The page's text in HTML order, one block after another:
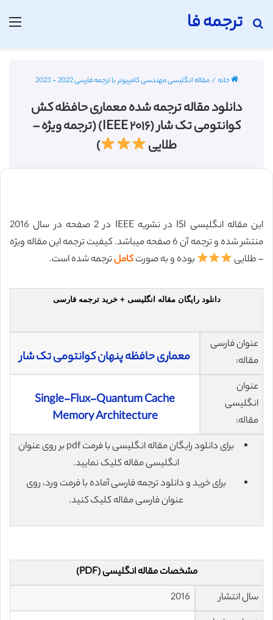
ترجمه فا
جستجو برای
خانه/مقاله انگلیسی مهندسی کامپیوتر با ترجمه فارسی 2022 - 2023
دانلود مقاله ترجمه شده معماری حافظه کش
کوانتومی تک شار (IEEE ۲۰۱۶) (ترجمه ویژه –
طلایی
)
این مقاله انگلیسی ISI در نشریه IEEE در 2 صفحه در سال 2016
منتشر شده و ترجمه آن 6 صفحه میباشد. کیفیت ترجمه این مقاله ویژه
– طلایی
بوده و به صورتکاملترجمه شده است.
دانلود رایگان مقاله انگلیسی + خرید ترجمه فارسی
عنوان فارسی
مقاله:
معماری حافظه پنهان کوانتومی تک شار
عنوان
انگلیسی
مقاله:
Single-Flux-Quantum Cache
Memory Architecture
برای دانلود رایگان مقاله انگلیسی با فرمت pdf بر روی عنوان
انگلیسی مقاله کلیک نمایید.
برای خرید و دانلود ترجمه فارسی آماده با فرمت ورد، روی
عنوان فارسی مقاله کلیک کنید.
مشخصات مقاله انگلیسی (PDF)
سال انتشار
2016